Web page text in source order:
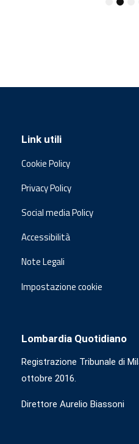
Link utili
Cookie Policy
Privacy Policy
Social media Policy
Accessibilità
Note Legali
Impostazione cookie
Lombardia Quotidiano
Registrazione Tribunale di
ottobre 2016.
Direttore Aurelio Biassoni